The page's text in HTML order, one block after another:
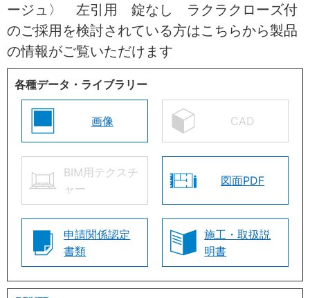
ージュ〉 左引用 錠なし ラクラクローズ付
のご採用を検討されている方はこちらから製品
の情報がご覧いただけます
各種データ・ライブラリー
画像 CAD
BIM用テクスチ
ャー
図面PDF
申請関係認定
書類
施工・取扱説
明書